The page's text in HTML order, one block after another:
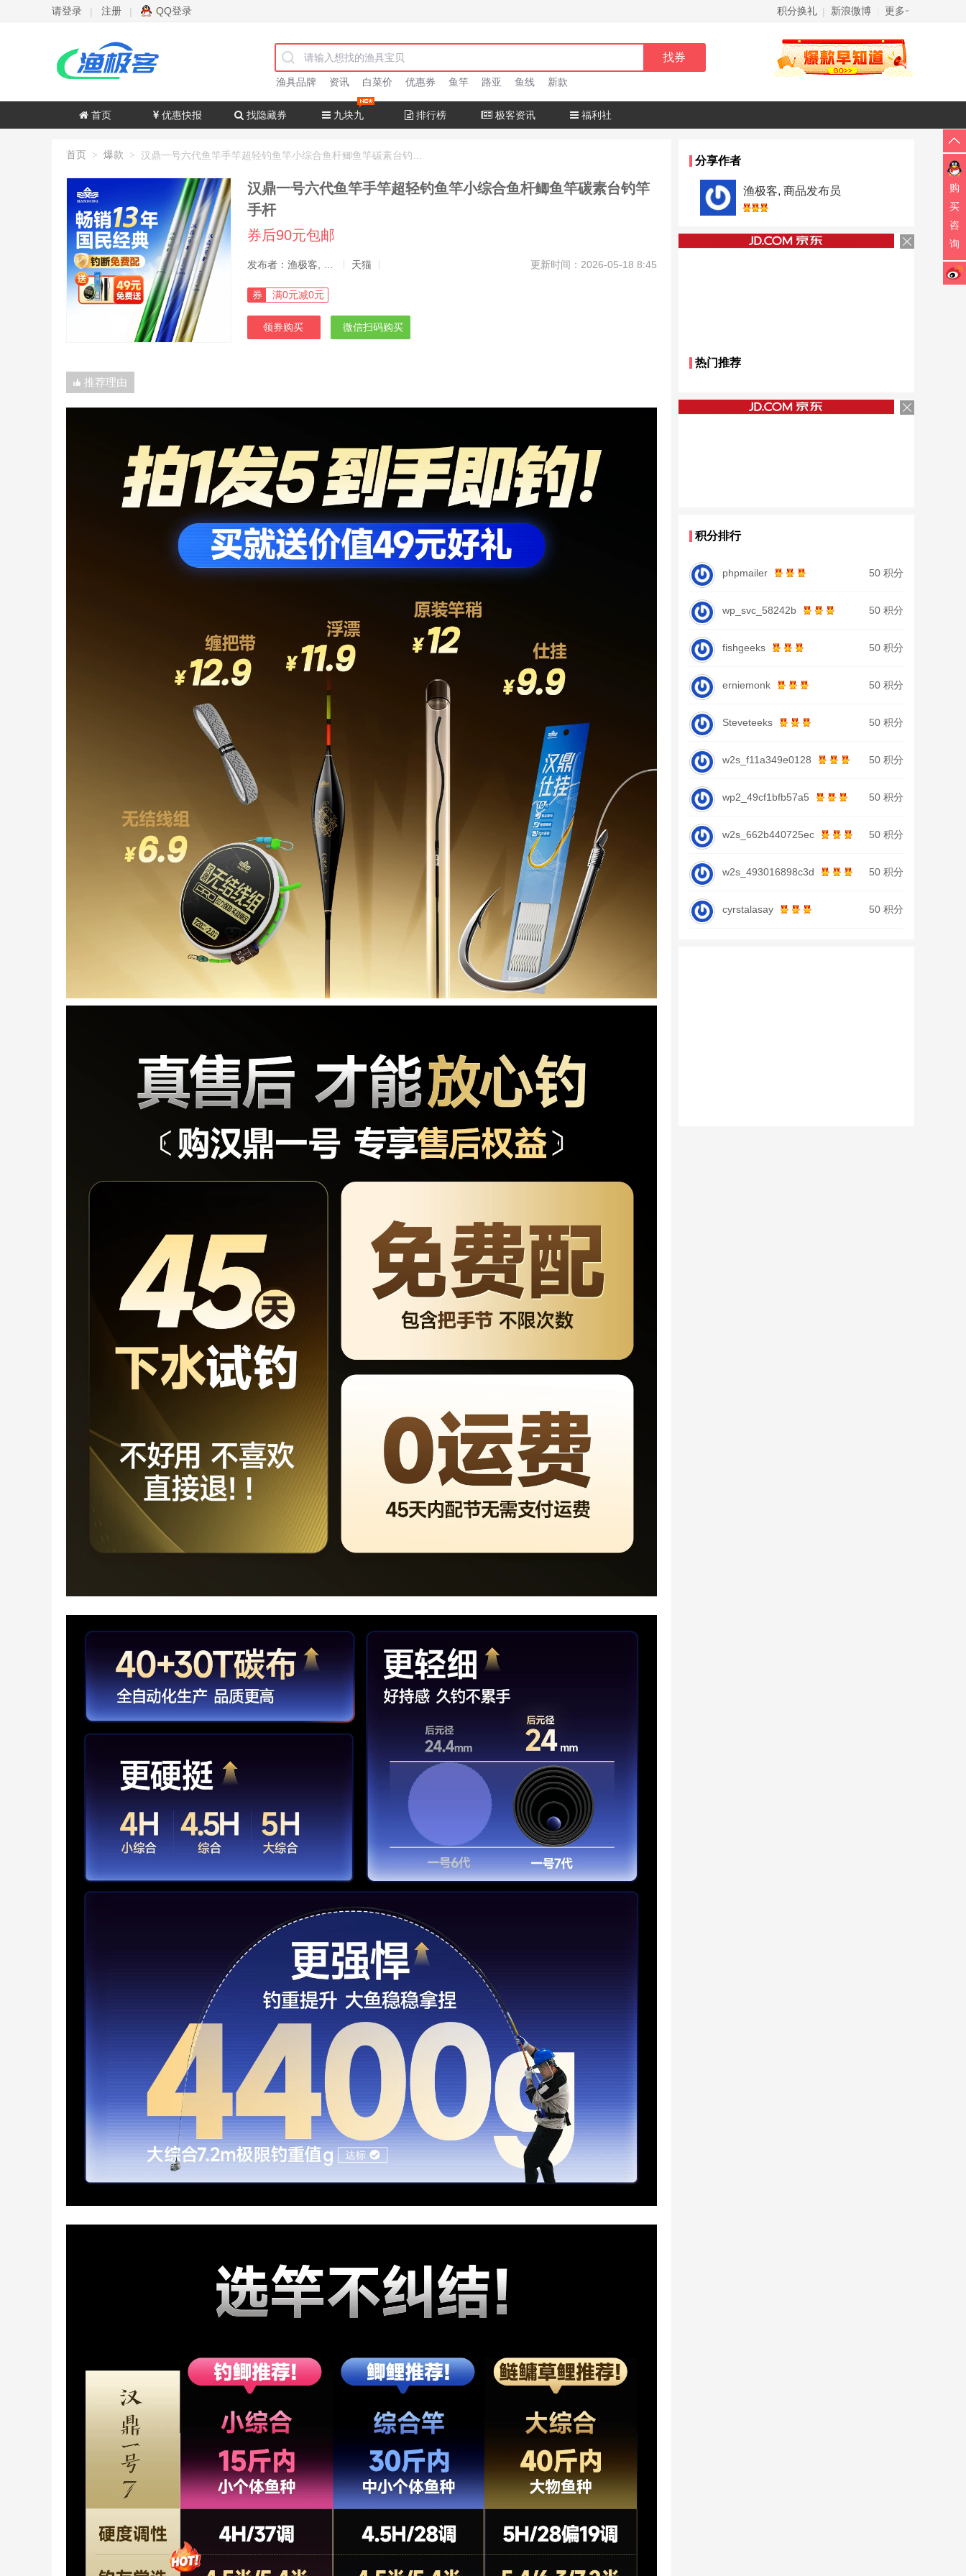
请登录 | 注册 | QQ登录 积分换礼 | 新浪微博 更多
渔具品牌 资讯 白菜价 优惠券 鱼竿 路亚 鱼线 新款
首页 优惠快报 找隐藏券 九块九 排行榜 极客资讯 福利社
首页 > 爆款 >
汉鼎一号六代鱼竿手竿超轻钓鱼竿小综合鱼杆鲫鱼竿碳素台钓竿
手杆
券后90元包邮
天猫 更新时间：2026-05-18 8:45
券 满0元减0元
领券购买 微信扫码购买
推荐理由
分享作者
渔极客, 商品发布员
热门推荐
积分排行
phpmailer 50 积分
wp_svc_58242b 50 积分
fishgeeks 50 积分
erniemonk 50 积分
Steveteeks 50 积分
w2s_f11a349e0128 50 积分
wp2_49cf1bfb57a5 50 积分
w2s_662b440725ec 50 积分
w2s_493016898c3d 50 积分
cyrstalasay 50 积分
购
买
咨
询